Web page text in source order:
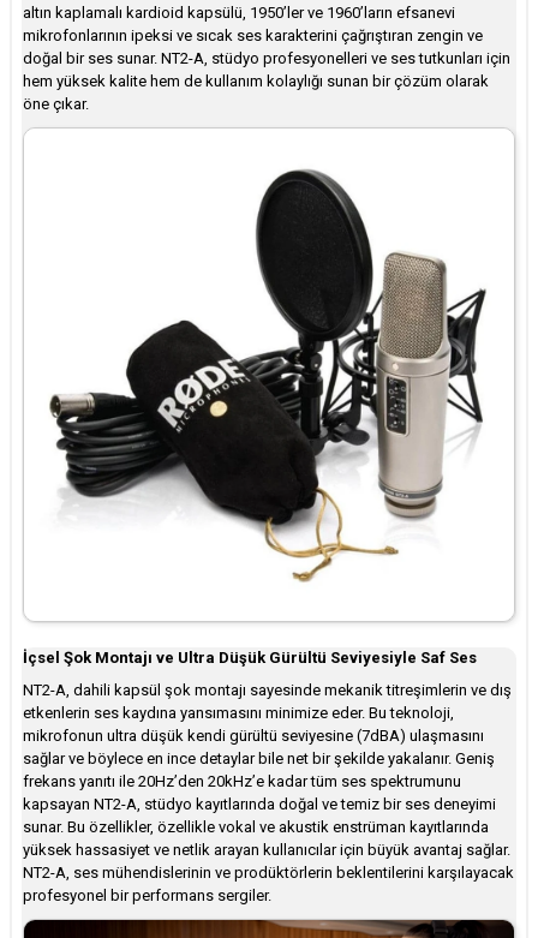
altın kaplamalı kardioid kapsülü, 1950’ler ve 1960’ların efsanevi
mikrofonlarının ipeksi ve sıcak ses karakterini çağrıştıran zengin ve
doğal bir ses sunar. NT2-A, stüdyo profesyonelleri ve ses tutkunları için
hem yüksek kalite hem de kullanım kolaylığı sunan bir çözüm olarak
öne çıkar.
İçsel Şok Montajı ve Ultra Düşük Gürültü Seviyesiyle Saf Ses
NT2-A, dahili kapsül şok montajı sayesinde mekanik titreşimlerin ve dış
etkenlerin ses kaydına yansımasını minimize eder. Bu teknoloji,
mikrofonun ultra düşük kendi gürültü seviyesine (7dBA) ulaşmasını
sağlar ve böylece en ince detaylar bile net bir şekilde yakalanır. Geniş
frekans yanıtı ile 20Hz’den 20kHz’e kadar tüm ses spektrumunu
kapsayan NT2-A, stüdyo kayıtlarında doğal ve temiz bir ses deneyimi
sunar. Bu özellikler, özellikle vokal ve akustik enstrüman kayıtlarında
yüksek hassasiyet ve netlik arayan kullanıcılar için büyük avantaj sağlar.
NT2-A, ses mühendislerinin ve prodüktörlerin beklentilerini karşılayacak
profesyonel bir performans sergiler.